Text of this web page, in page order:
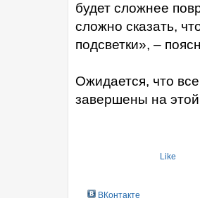
будет сложнее
сложно сказать,
подсветки», –
Ожидается, что
завершены на
Like
ВКонтакте